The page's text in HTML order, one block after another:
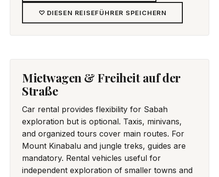
♡ DIESEN REISEFÜHRER SPEICHERN
Mietwagen & Freiheit auf der
Straße
Car rental provides flexibility for Sabah
exploration but is optional. Taxis, minivans,
and organized tours cover main routes. For
Mount Kinabalu and jungle treks, guides are
mandatory. Rental vehicles useful for
independent exploration of smaller towns and